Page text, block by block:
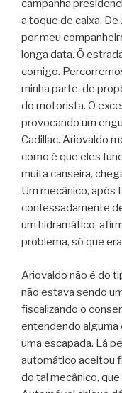
campanha
a toque de caixa. De
por meu
longa data. Ô
comigo.
minha parte, de
do motorista. O
provocando um
Cadillac. Ariovaldo
como é que eles
muita canseira,
Um mecânico,
confessadamente
um hidramático,
problema, só que
Ariovaldo não é do
não estava sendo
fiscalizando o
entendendo alguma
uma escapada. Lá
automático aceitou
do tal mecânico,